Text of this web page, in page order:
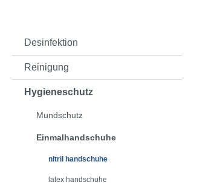
Desinfektion
Reinigung
Hygieneschutz
Mundschutz
Einmalhandschuhe
nitril handschuhe
latex handschuhe